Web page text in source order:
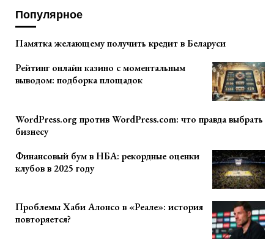
Популярное
Памятка желающему получить кредит в Беларуси
Рейтинг онлайн казино с моментальным
выводом: подборка площадок
WordPress.org против WordPress.com: что правда выбрать
бизнесу
Финансовый бум в НБА: рекордные оценки
клубов в 2025 году
Проблемы Хаби Алонсо в «Реале»: история
повторяется?